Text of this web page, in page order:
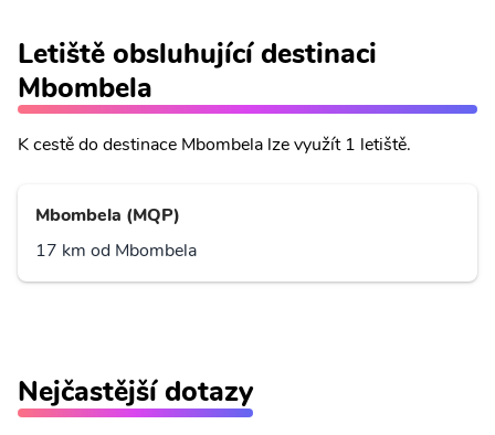
Letiště obsluhující destinaci
Mbombela
K cestě do destinace Mbombela lze využít 1 letiště.
Mbombela (MQP)
17 km od Mbombela
Nejčastější dotazy